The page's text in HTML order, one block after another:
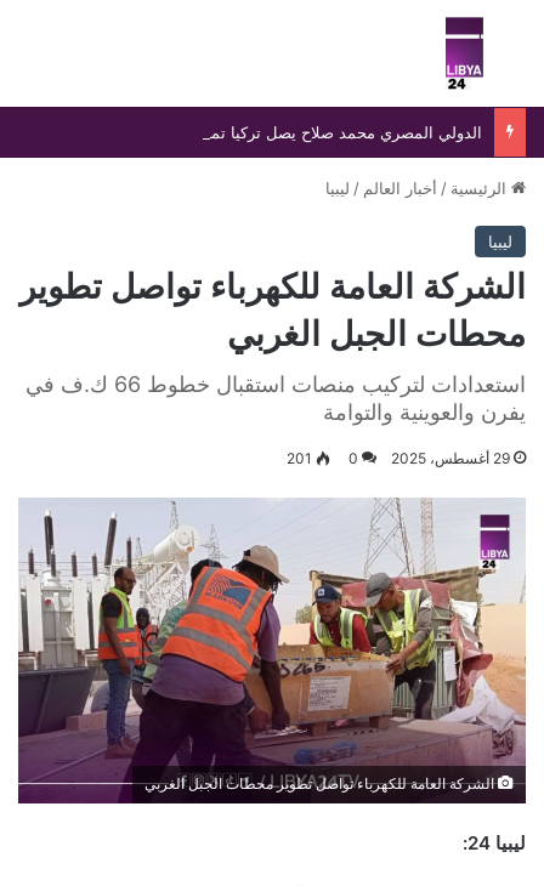
بحث عن
الرئيسية / أخبار العالم / ليبيا
ليبيا
الشركة العامة للكهرباء تواصل تطوير
محطات الجبل الغربي
استعدادات لتركيب منصات استقبال خطوط 66 ك.ف في
يفرن والعوينية والتوامة
29 أغسطس، 2025 0
201
الشركة العامة للكهرباء تواصل تطوير محطات الجبل الغربي
ليبيا 24: